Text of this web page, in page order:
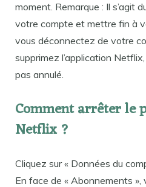
moment. Remarque : Il s’agit
votre compte et mettre fin à
vous déconnectez de votre
supprimez l’application
pas annulé.
Comment arrêter le
Netflix ?
Cliquez sur « Données du
En face de « Abonnements